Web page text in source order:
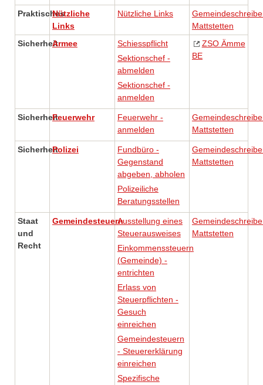
PraktischesNützliche
Links
Nützliche Links
Mattstetten
SicherheitArmee
Schiesspflicht
Sektionschef -
abmelden
Sektionschef -
anmelden
ZSO Ämme
BE
SicherheitFeuerwehr
Feuerwehr -
anmelden
Mattstetten
SicherheitPolizei
Fundbüro -
Gegenstand
abgeben, abholen
Polizeiliche
Beratungsstellen
Mattstetten
Staat
und
Recht
GemeindesteuernAusstellung eines
Steuerausweises
Einkommenssteuern
(Gemeinde) -
entrichten
Erlass von
Steuerpflichten -
Gesuch
einreichen
Gemeindesteuern
- Steuererklärung
einreichen
Spezifische
Mattstetten